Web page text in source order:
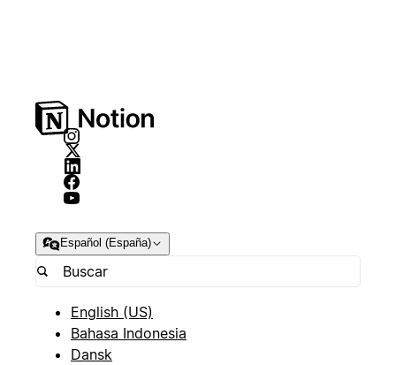
Español (España)
English (US)
Bahasa Indonesia
Dansk